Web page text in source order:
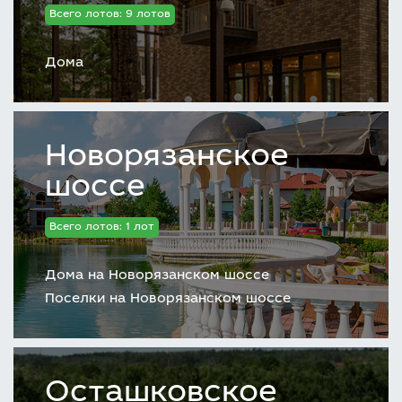
Степаново, Шуколово) – это еще один повод
купить таунхаус или взять жилье в ипотеку.
Всего лотов: 9 лотов
Дома
Новорязанское
шоссе
Всего лотов: 1 лот
Дома на Новорязанском шоссе
Поселки на Новорязанском шоссе
Осташковское